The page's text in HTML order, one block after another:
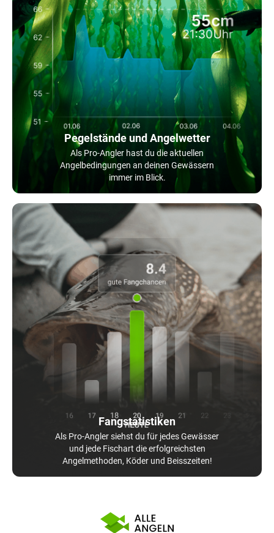
Pegelstände und Angelwetter
Als Pro-Angler hast du die aktuellen
Angelbedingungen an deinen Gewässern
immer im Blick.
Fangstatistiken
Als Pro-Angler siehst du für jedes Gewässer
und jede Fischart die erfolgreichsten
Angelmethoden, Köder und Beisszeiten!